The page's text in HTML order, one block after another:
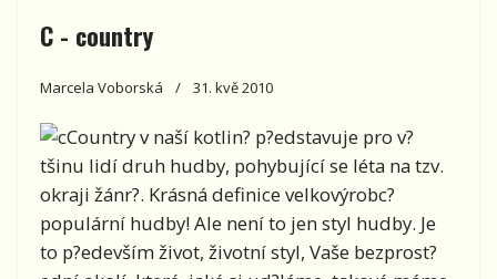
C - country
Marcela Voborská 31. kvě 2010
Country v naší kotlin? p?edstavuje pro v?
tšinu lidí druh hudby, pohybující se léta na tzv.
okraji žánr?. Krásná definice velkovýrobc?
populární hudby! Ale není to jen styl hudby. Je
to p?edevším život, životní styl, Vaše bezprost?